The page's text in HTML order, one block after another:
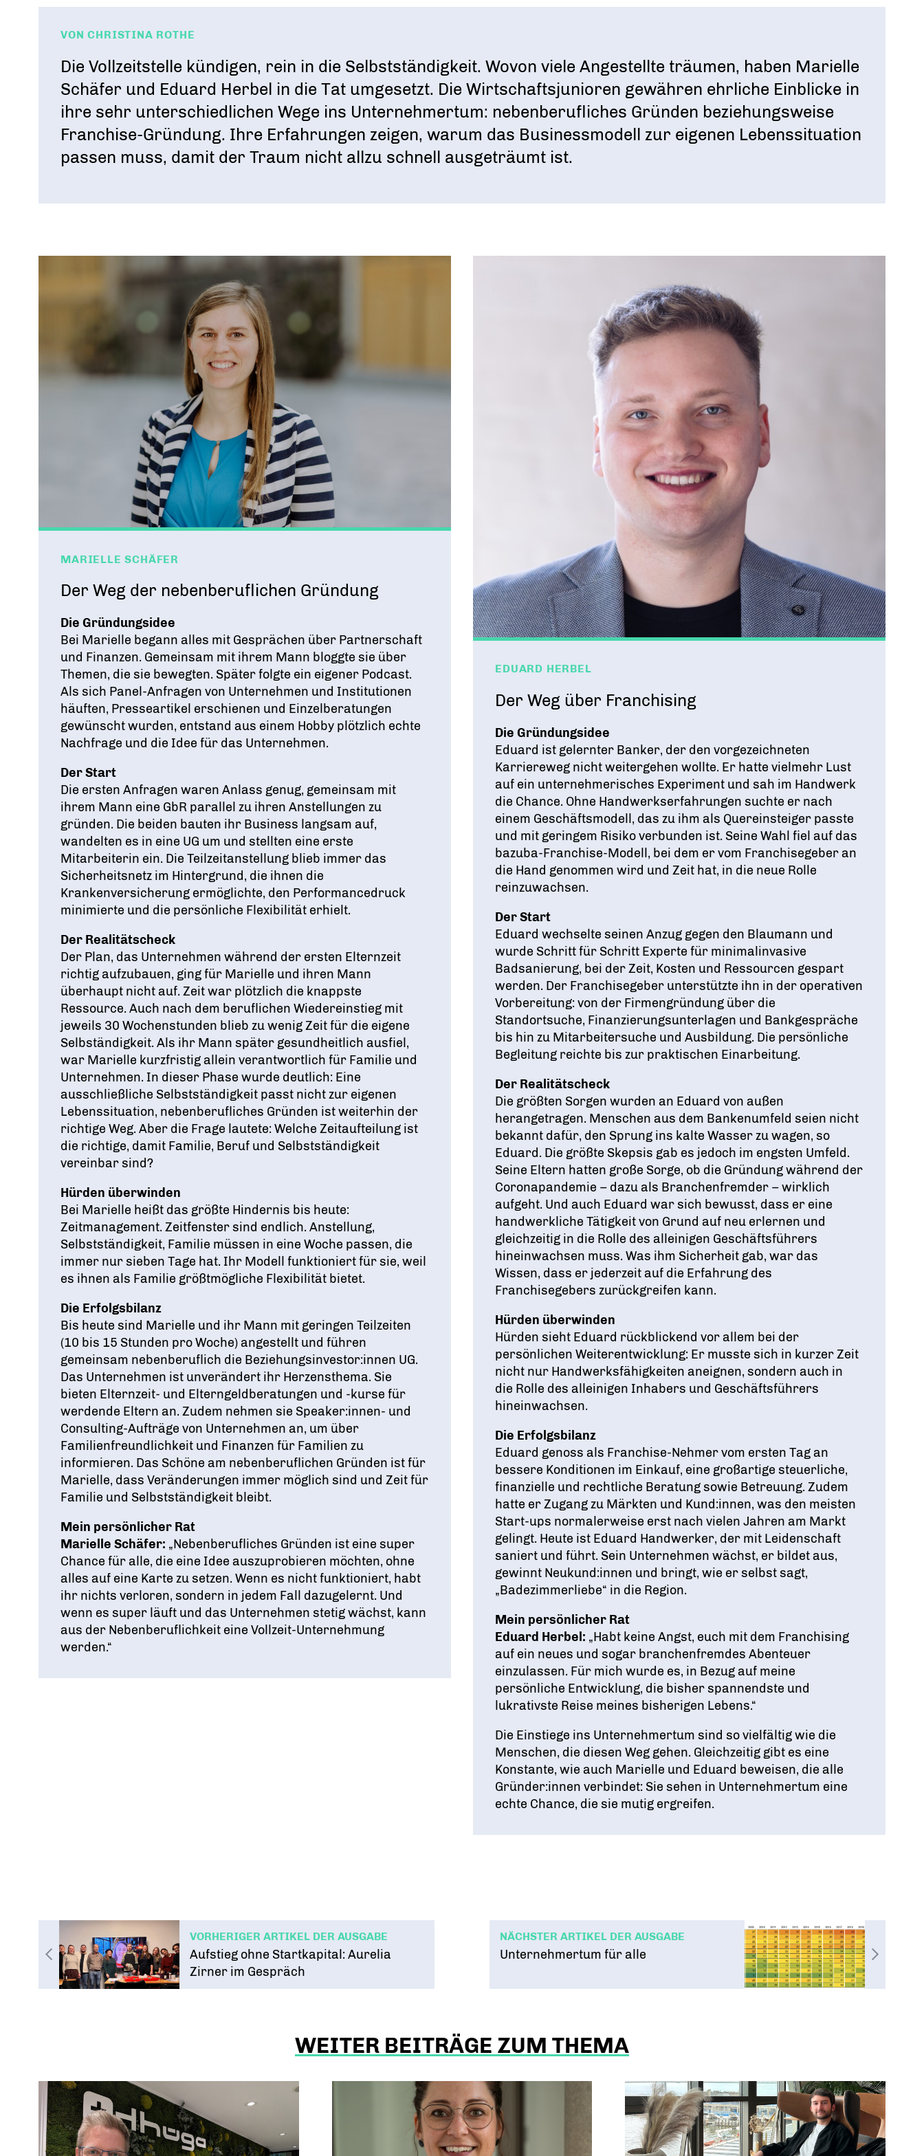
DAS FÜHRUNGSTEAM DES VERBANDS
WIRTSCHAFTSGIPFEL
VON CHRISTINA ROTHE
Die Vollzeitstelle kündigen, rein in die Selbstständigkeit. Wovon viele Angestellte träumen, haben Marielle
Schäfer und Eduard Herbel in die Tat umgesetzt. Die Wirtschaftsjunioren gewähren ehrliche Einblicke in
ihre sehr unterschiedlichen Wege ins Unternehmertum: nebenberufliches Gründen beziehungsweise
Franchise-Gründung. Ihre Erfahrungen zeigen, warum das Businessmodell zur eigenen Lebenssituation
passen muss, damit der Traum nicht allzu schnell ausgeträumt ist.
MARIELLE SCHÄFER
Der Weg der nebenberuflichen Gründung
Die Gründungsidee
Bei Marielle begann alles mit Gesprächen über Partnerschaft
und Finanzen. Gemeinsam mit ihrem Mann bloggte sie über
Themen, die sie bewegten. Später folgte ein eigener Podcast.
Als sich Panel-Anfragen von Unternehmen und Institutionen
häuften, Presseartikel erschienen und Einzelberatungen
gewünscht wurden, entstand aus einem Hobby plötzlich echte
Nachfrage und die Idee für das Unternehmen.
Der Start
Die ersten Anfragen waren Anlass genug, gemeinsam mit
ihrem Mann eine GbR parallel zu ihren Anstellungen zu
gründen. Die beiden bauten ihr Business langsam auf,
wandelten es in eine UG um und stellten eine erste
Mitarbeiterin ein. Die Teilzeitanstellung blieb immer das
Sicherheitsnetz im Hintergrund, die ihnen die
Krankenversicherung ermöglichte, den Performancedruck
minimierte und die persönliche Flexibilität erhielt.
Der Realitätscheck
Der Plan, das Unternehmen während der ersten Elternzeit
richtig aufzubauen, ging für Marielle und ihren Mann
überhaupt nicht auf. Zeit war plötzlich die knappste
Ressource. Auch nach dem beruflichen Wiedereinstieg mit
jeweils 30 Wochenstunden blieb zu wenig Zeit für die eigene
Selbständigkeit. Als ihr Mann später gesundheitlich ausfiel,
war Marielle kurzfristig allein verantwortlich für Familie und
Unternehmen. In dieser Phase wurde deutlich: Eine
ausschließliche Selbstständigkeit passt nicht zur eigenen
Lebenssituation, nebenberufliches Gründen ist weiterhin der
richtige Weg. Aber die Frage lautete: Welche Zeitaufteilung ist
die richtige, damit Familie, Beruf und Selbstständigkeit
vereinbar sind?
Hürden überwinden
Bei Marielle heißt das größte Hindernis bis heute:
Zeitmanagement. Zeitfenster sind endlich. Anstellung,
Selbstständigkeit, Familie müssen in eine Woche passen, die
immer nur sieben Tage hat. Ihr Modell funktioniert für sie, weil
es ihnen als Familie größtmögliche Flexibilität bietet.
Die Erfolgsbilanz
Bis heute sind Marielle und ihr Mann mit geringen Teilzeiten
(10 bis 15 Stunden pro Woche) angestellt und führen
gemeinsam nebenberuflich die Beziehungsinvestor:innen UG.
Das Unternehmen ist unverändert ihr Herzensthema. Sie
bieten Elternzeit- und Elterngeldberatungen und -kurse für
werdende Eltern an. Zudem nehmen sie Speaker:innen- und
Consulting-Aufträge von Unternehmen an, um über
Familienfreundlichkeit und Finanzen für Familien zu
informieren. Das Schöne am nebenberuflichen Gründen ist für
Marielle, dass Veränderungen immer möglich sind und Zeit für
Familie und Selbstständigkeit bleibt.
Mein persönlicher Rat
Marielle Schäfer: „Nebenberufliches Gründen ist eine super
Chance für alle, die eine Idee auszuprobieren möchten, ohne
alles auf eine Karte zu setzen. Wenn es nicht funktioniert, habt
ihr nichts verloren, sondern in jedem Fall dazugelernt. Und
wenn es super läuft und das Unternehmen stetig wächst, kann
aus der Nebenberuflichkeit eine Vollzeit-Unternehmung
werden.“
EDUARD HERBEL
Der Weg über Franchising
Die Gründungsidee
Eduard ist gelernter Banker, der den vorgezeichneten
Karriereweg nicht weitergehen wollte. Er hatte vielmehr Lust
auf ein unternehmerisches Experiment und sah im Handwerk
die Chance. Ohne Handwerkserfahrungen suchte er nach
einem Geschäftsmodell, das zu ihm als Quereinsteiger passte
und mit geringem Risiko verbunden ist. Seine Wahl fiel auf das
bazuba-Franchise-Modell, bei dem er vom Franchisegeber an
die Hand genommen wird und Zeit hat, in die neue Rolle
reinzuwachsen.
Der Start
Eduard wechselte seinen Anzug gegen den Blaumann und
wurde Schritt für Schritt Experte für minimalinvasive
Badsanierung, bei der Zeit, Kosten und Ressourcen gespart
werden. Der Franchisegeber unterstützte ihn in der operativen
Vorbereitung: von der Firmengründung über die
Standortsuche, Finanzierungsunterlagen und Bankgespräche
bis hin zu Mitarbeitersuche und Ausbildung. Die persönliche
Begleitung reichte bis zur praktischen Einarbeitung.
Der Realitätscheck
Die größten Sorgen wurden an Eduard von außen
herangetragen. Menschen aus dem Bankenumfeld seien nicht
bekannt dafür, den Sprung ins kalte Wasser zu wagen, so
Eduard. Die größte Skepsis gab es jedoch im engsten Umfeld.
Seine Eltern hatten große Sorge, ob die Gründung während der
Coronapandemie – dazu als Branchenfremder – wirklich
aufgeht. Und auch Eduard war sich bewusst, dass er eine
handwerkliche Tätigkeit von Grund auf neu erlernen und
gleichzeitig in die Rolle des alleinigen Geschäftsführers
hineinwachsen muss. Was ihm Sicherheit gab, war das
Wissen, dass er jederzeit auf die Erfahrung des
Franchisegebers zurückgreifen kann.
Hürden überwinden
Hürden sieht Eduard rückblickend vor allem bei der
persönlichen Weiterentwicklung: Er musste sich in kurzer Zeit
nicht nur Handwerksfähigkeiten aneignen, sondern auch in
die Rolle des alleinigen Inhabers und Geschäftsführers
hineinwachsen.
Die Erfolgsbilanz
Eduard genoss als Franchise-Nehmer vom ersten Tag an
bessere Konditionen im Einkauf, eine großartige steuerliche,
finanzielle und rechtliche Beratung sowie Betreuung. Zudem
hatte er Zugang zu Märkten und Kund:innen, was den meisten
Start-ups normalerweise erst nach vielen Jahren am Markt
gelingt. Heute ist Eduard Handwerker, der mit Leidenschaft
saniert und führt. Sein Unternehmen wächst, er bildet aus,
gewinnt Neukund:innen und bringt, wie er selbst sagt,
„Badezimmerliebe“ in die Region.
Mein persönlicher Rat
Eduard Herbel: „Habt keine Angst, euch mit dem Franchising
auf ein neues und sogar branchenfremdes Abenteuer
einzulassen. Für mich wurde es, in Bezug auf meine
persönliche Entwicklung, die bisher spannendste und
lukrativste Reise meines bisherigen Lebens.“
Die Einstiege ins Unternehmertum sind so vielfältig wie die
Menschen, die diesen Weg gehen. Gleichzeitig gibt es eine
Konstante, wie auch Marielle und Eduard beweisen, die alle
Gründer:innen verbindet: Sie sehen in Unternehmertum eine
echte Chance, die sie mutig ergreifen.
VORHERIGER ARTIKEL DER AUSGABE
Aufstieg ohne Startkapital: Aurelia
Zirner im Gespräch
NÄCHSTER ARTIKEL DER AUSGABE
Unternehmertum für alle
WEITER BEITRÄGE ZUM THEMA